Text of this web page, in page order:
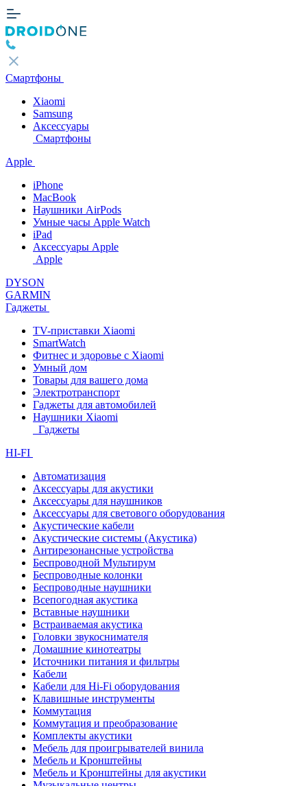
Смартфоны
Xiaomi
Samsung
Аксессуары
Смартфоны
Apple
iPhone
MacBook
Наушники AirPods
Умные часы Apple Watch
iPad
Аксессуары Apple
Apple
DYSON
GARMIN
Гаджеты
TV-приставки Xiaomi
SmartWatch
Фитнес и здоровье с Xiaomi
Умный дом
Товары для вашего дома
Электротранспорт
Гаджеты для автомобилей
Наушники Xiaomi
Гаджеты
HI-FI
Автоматизация
Аксессуары для акустики
Аксессуары для наушников
Аксессуары для светового оборудования
Акустические кабели
Акустические системы (Акустика)
Антирезонансные устройства
Беспроводной Мультирум
Беспроводные колонки
Беспроводные наушники
Всепогодная акустика
Вставные наушники
Встраиваемая акустика
Головки звукоснимателя
Домашние кинотеатры
Источники питания и фильтры
Кабели
Кабели для Hi-Fi оборудования
Клавишные инструменты
Коммутация
Коммутация и преобразование
Комплекты акустики
Мебель для проигрывателей винила
Мебель и Кронштейны
Мебель и Кронштейны для акустики